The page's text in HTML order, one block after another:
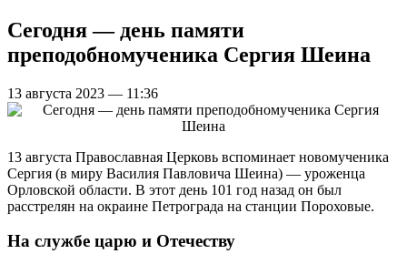
Сегодня — день памяти
преподобномученика Сергия Шеина
13 августа 2023 — 11:36
13 августа Православная Церковь вспоминает новомученика
Сергия (в миру Василия Павловича Шеина) — уроженца
Орловской области. В этот день 101 год назад он был
расстрелян на окраине Петрограда на станции Пороховые.
На службе царю и Отечеству